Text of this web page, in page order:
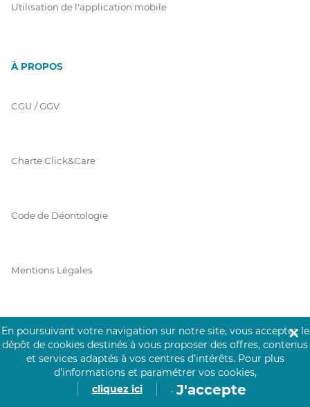
Utilisation de l'application mobile
À PROPOS
CGU / GGV
Charte Click&Care
Code de Déontologie
Mentions Légales
Prérequis Click&Care
Protection des Données
En poursuivant votre navigation sur notre site, vous acceptez le
dépôt de cookies destinés à vous proposer des offres, contenus
et services adaptés à vos centres d’intérêts. Pour plus
d’informations et paramétrer vos cookies,
cliquez ici
. J'accepte
✕